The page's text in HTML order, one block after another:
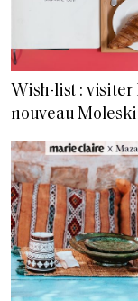
Wish-list : visiter
nouveau